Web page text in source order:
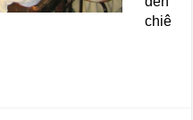
chiê